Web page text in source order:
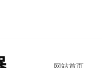
网站首页